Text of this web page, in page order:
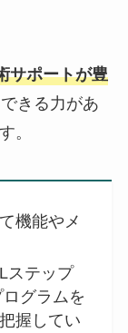
サポートが豊
きる力があ
。
機能やメ
ステップ
グラムを
握してい